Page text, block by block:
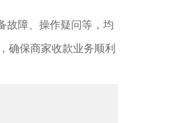
故障、操作疑问等，均
确保商家收款业务顺利